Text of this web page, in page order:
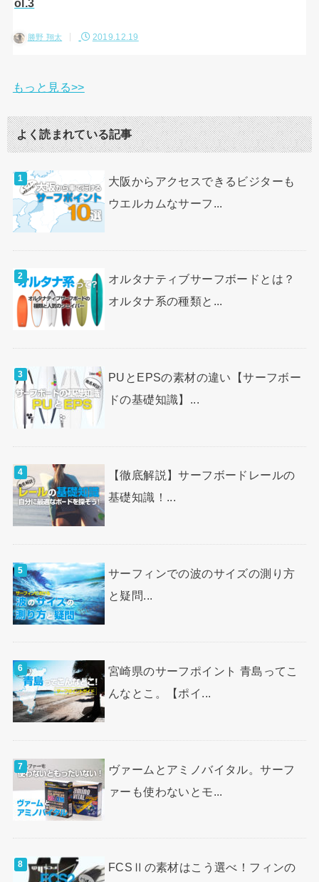
ol.3
勝野 翔太 2019.12.19
もっと見る>>
よく読まれている記事
大阪からアクセスできるビジターも
ウエルカムなサーフ...
オルタナティブサーフボードとは？
オルタナ系の種類と...
PUとEPSの素材の違い【サーフボー
ドの基礎知識】...
【徹底解説】サーフボードレールの
基礎知識！...
サーフィンでの波のサイズの測り方
と疑問...
宮崎県のサーフポイント 青島ってこ
んなとこ。【ポイ...
ヴァームとアミノバイタル。サーフ
ァーも使わないとモ...
FCSⅡの素材はこう選べ！フィンの